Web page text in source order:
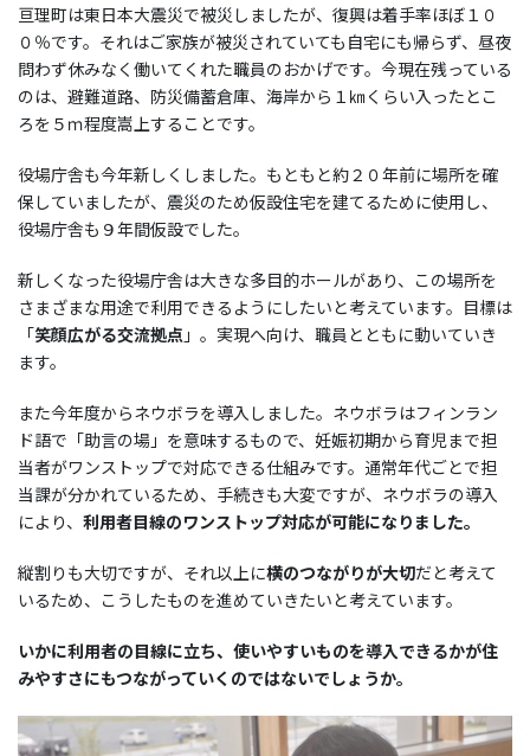
亘理町は東日本大震災で被災しましたが、復興は着手率ほぼ１０
０％です。それはご家族が被災されていても自宅にも帰らず、昼夜
問わず休みなく働いてくれた職員のおかげです。今現在残っている
のは、避難道路、防災備蓄倉庫、海岸から１㎞くらい入ったとこ
ろを５ｍ程度嵩上することです。
役場庁舎も今年新しくしました。もともと約２０年前に場所を確
保していましたが、震災のため仮設住宅を建てるために使用し、
役場庁舎も９年間仮設でした。
新しくなった役場庁舎は大きな多目的ホールがあり、この場所を
さまざまな用途で利用できるようにしたいと考えています。目標は
「笑顔広がる交流拠点 」。実現へ向け、職員とともに動いていき
ます。
また今年度からネウボラを導入しました。ネウボラはフィンラン
ド語で「助言の場」を意味するもので、妊娠初期から育児まで担
当者がワンストップで対応できる仕組みです。通常年代ごとで担
当課が分かれているため、手続きも大変ですが、ネウボラの導入
により、 利用者目線のワンストップ対応が可能になりました。
縦割りも大切ですが、それ以上に横のつながりが大切だと考えて
いるため、こうしたものを進めていきたいと考えています。
いかに利用者の目線に立ち、使いやすいものを導入できるかが住
みやすさにもつながっていくのではないでしょうか。